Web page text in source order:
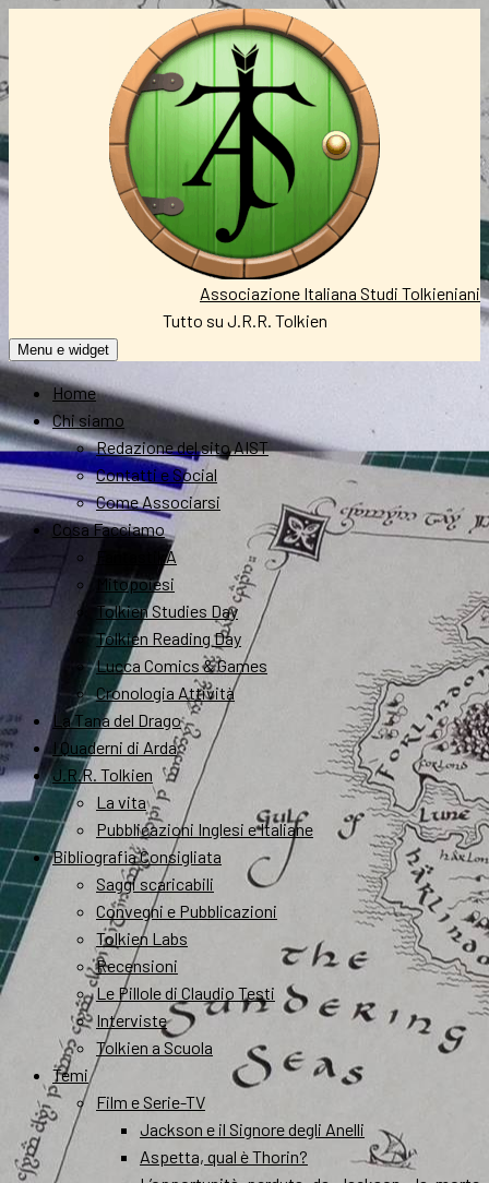
Associazione Italiana Studi Tolkieniani
Tutto su J.R.R. Tolkien
Menu e widget
Home
Chi siamo
Redazione del sito AIST
Contatti e Social
Come Associarsi
Cosa Facciamo
FantastikA
Mitopoiesi
Tolkien Studies Day
Tolkien Reading Day
Lucca Comics & Games
Cronologia Attività
La Tana del Drago
I Quaderni di Arda
J.R.R. Tolkien
La vita
Pubblicazioni Inglesi e Italiane
Bibliografia Consigliata
Saggi scaricabili
Convegni e Pubblicazioni
Tolkien Labs
Recensioni
Le Pillole di Claudio Testi
Interviste
Tolkien a Scuola
Temi
Film e Serie-TV
Jackson e il Signore degli Anelli
Aspetta, qual è Thorin?